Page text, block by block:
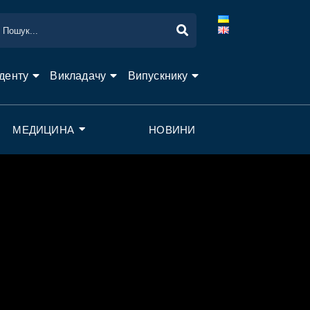
Викладачу Випускнику
МЕДИЦИНА НОВИНИ